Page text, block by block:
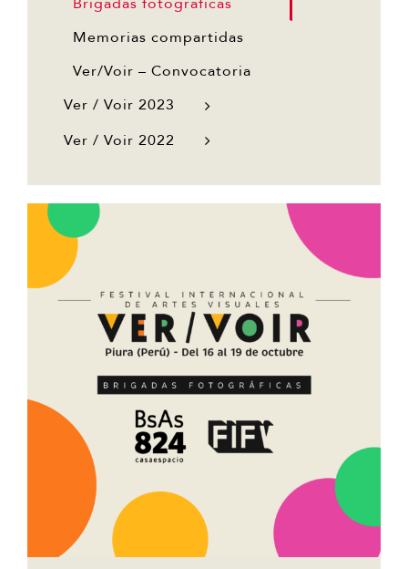
Memorias compartidas
Ver/Voir – Convocatoria
Ver / Voir 2023
Ver / Voir 2022